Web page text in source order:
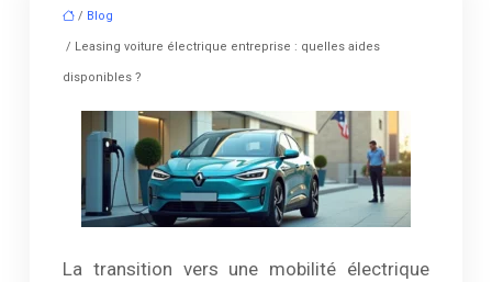
/ Blog
/ Leasing voiture électrique entreprise : quelles aides
disponibles ?
La transition vers une mobilité électrique